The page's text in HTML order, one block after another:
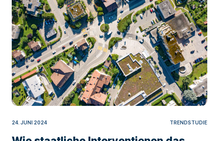
24. JUNI 2024 TRENDSTUDIE